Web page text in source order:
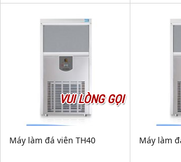
VUI LÒNG GỌI
Máy làm đá viên TH40 Máy làm